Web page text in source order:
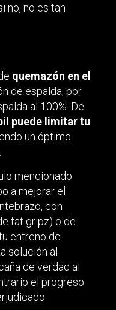
no, no es tan
quemazón en el
de espalda, por
al 100%. De
puede limitar tu
un óptimo
mencionado
a mejorar el
con
fat gripz) o de
entreno de
solución al
de verdad al
el progreso